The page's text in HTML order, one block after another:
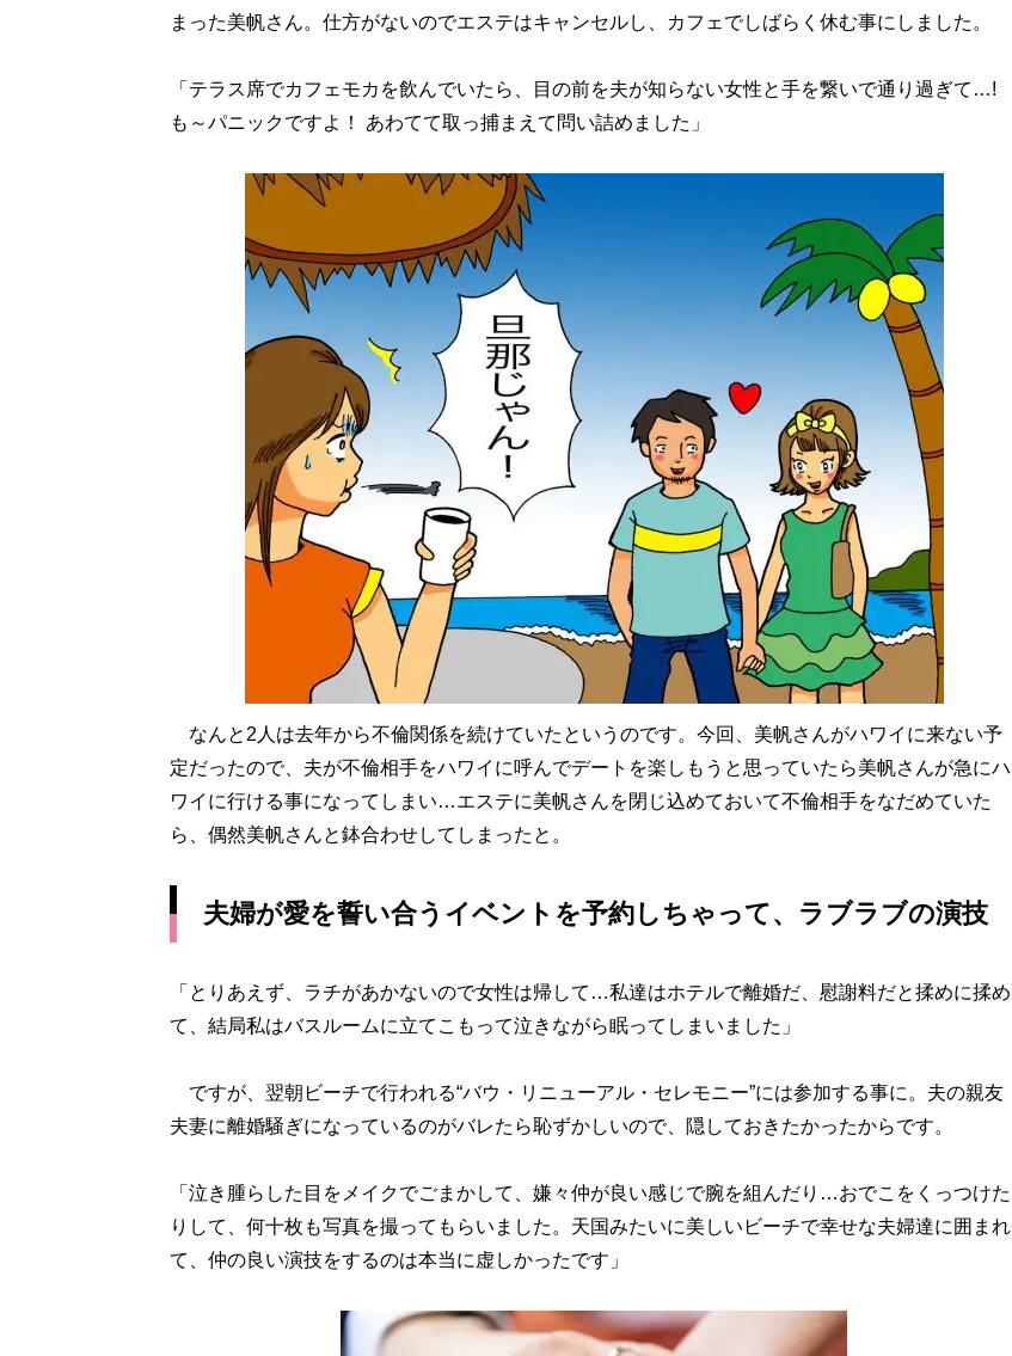
まった美帆さん。仕方がないのでエステはキャンセルし、カフェでしばらく休む事にしました。
「テラス席でカフェモカを飲んでいたら、目の前を夫が知らない女性と手を繋いで通り過ぎて…!
も～パニックですよ！ あわてて取っ捕まえて問い詰めました」
なんと2人は去年から不倫関係を続けていたというのです。今回、美帆さんがハワイに来ない予
定だったので、夫が不倫相手をハワイに呼んでデートを楽しもうと思っていたら美帆さんが急にハ
ワイに行ける事になってしまい…エステに美帆さんを閉じ込めておいて不倫相手をなだめていた
ら、偶然美帆さんと鉢合わせしてしまったと。
夫婦が愛を誓い合うイベントを予約しちゃって、ラブラブの演技
「とりあえず、ラチがあかないので女性は帰して…私達はホテルで離婚だ、慰謝料だと揉めに揉め
て、結局私はバスルームに立てこもって泣きながら眠ってしまいました」
ですが、翌朝ビーチで行われる“バウ・リニューアル・セレモニー”には参加する事に。夫の親友
夫妻に離婚騒ぎになっているのがバレたら恥ずかしいので、隠しておきたかったからです。
「泣き腫らした目をメイクでごまかして、嫌々仲が良い感じで腕を組んだり…おでこをくっつけた
りして、何十枚も写真を撮ってもらいました。天国みたいに美しいビーチで幸せな夫婦達に囲まれ
て、仲の良い演技をするのは本当に虚しかったです」